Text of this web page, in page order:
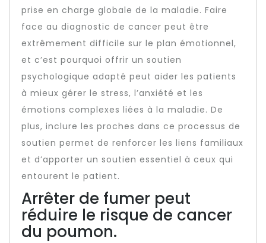
prise en charge globale de la maladie. Faire
face au diagnostic de cancer peut être
extrêmement difficile sur le plan émotionnel,
et c’est pourquoi offrir un soutien
psychologique adapté peut aider les patients
à mieux gérer le stress, l’anxiété et les
émotions complexes liées à la maladie. De
plus, inclure les proches dans ce processus de
soutien permet de renforcer les liens familiaux
et d’apporter un soutien essentiel à ceux qui
entourent le patient.
Arrêter de fumer peut
réduire le risque de cancer
du poumon.